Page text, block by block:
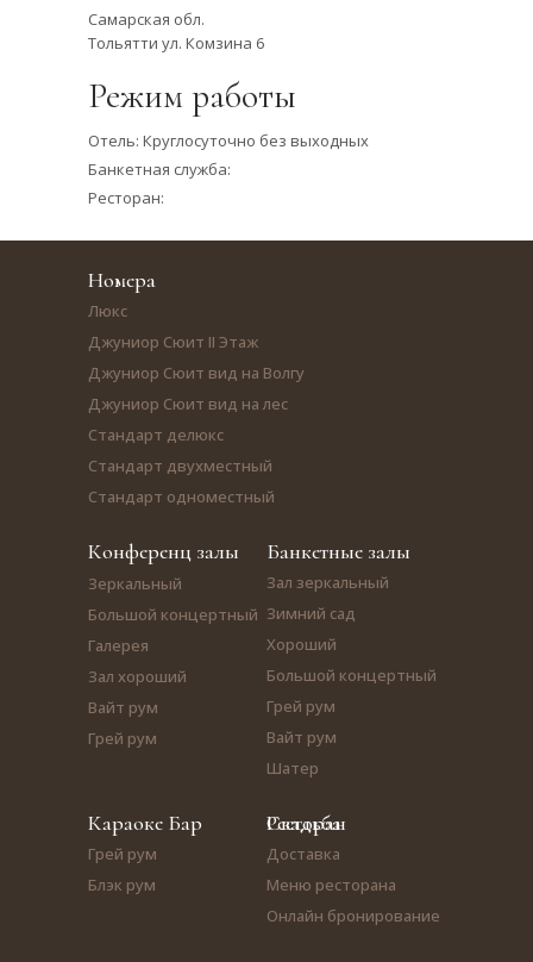
Номера
Люкс
Джуниор Сюит II Этаж
Джуниор Сюит вид на Волгу
Джуниор Сюит вид на лес
Стандарт делюкс
Стандарт двухместный
Стандарт одноместный
Банкетные залы
Зал зеркальный
Зимний сад
Хороший
Большой концертный
Грей рум
Вайт рум
Шатер
Караоке Бар
Грей рум
Блэк рум
Конференц залы
Зеркальный
Большой концертный
Галерея
Зал хороший
Вайт рум
Грей рум
Свадьба
Ресторан
Доставка
Меню ресторана
Онлайн бронирование
Самарская обл.
Тольятти ул. Комзина 6
Отель: Круглосуточно без выходных
Банкетная служба:
Ресторан:
Режим работы